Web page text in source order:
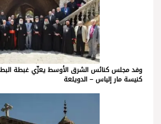
وفد مجلس كنائس الشرق الأوسط يعزّي غبطة
كنيسة مار إلياس – الدويلعة